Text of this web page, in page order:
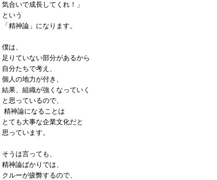
気合いで成長してくれ！」
という
「精神論」になります。
僕は、
足りていない部分があるから
自分たちで考え、
個人の地力が付き、
結果、組織が強くなっていく
と思っているので、
精神論になることは
とても大事な企業文化だと
思っています。
そうは言っても、
精神論ばかりでは、
クルーが疲弊するので、